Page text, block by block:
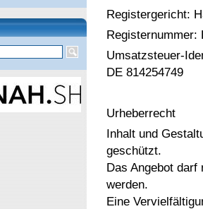
Registergericht:
Registernummer:
Umsatzsteuer-
DE 814254749
Urheberrecht
Inhalt und
geschützt.
Das Angebot
werden.
Eine